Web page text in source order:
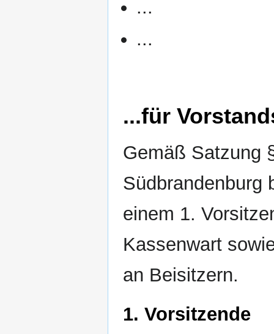
...
...
...für
Gemäß Satzung
Südbrandenburg
einem 1.
Kassenwart
an Beisitzern.
1. Vorsitzende